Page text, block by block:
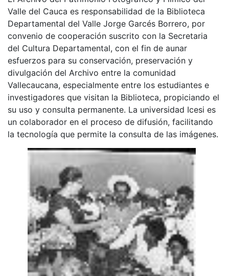
Valle del Cauca es responsabilidad de la Biblioteca
Departamental del Valle Jorge Garcés Borrero, por
convenio de cooperación suscrito con la Secretaria
del Cultura Departamental, con el fin de aunar
esfuerzos para su conservación, preservación y
divulgación del Archivo entre la comunidad
Vallecaucana, especialmente entre los estudiantes e
investigadores que visitan la Biblioteca, propiciando el
su uso y consulta permanente. La universidad Icesi es
un colaborador en el proceso de difusión, facilitando
la tecnología que permite la consulta de las imágenes.